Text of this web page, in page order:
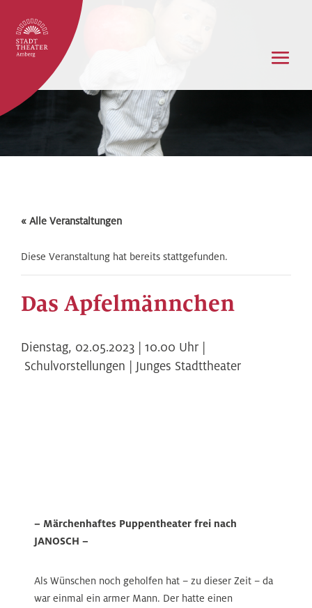
« Alle Veranstaltungen
Diese Veranstaltung hat bereits stattgefunden.
Das Apfelmännchen
Dienstag, 02.05.2023 | 10.00 Uhr |
Schulvorstellungen | Junges Stadttheater
– Märchenhaftes Puppentheater frei nach
JANOSCH –
Als Wünschen noch geholfen hat – zu dieser Zeit – da
war einmal ein armer Mann. Der hatte einen